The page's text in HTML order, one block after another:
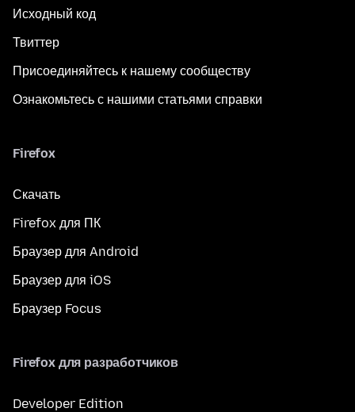
Исходный код
Твиттер
Присоединяйтесь к нашему сообществу
Ознакомьтесь с нашими статьями справки
Firefox
Скачать
Firefox для ПК
Браузер для Android
Браузер для iOS
Браузер Focus
Firefox для разработчиков
Developer Edition